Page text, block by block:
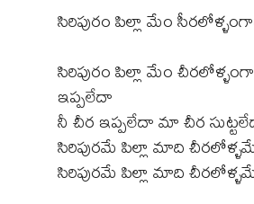
సిరిపురం పిల్లా మేం
సిరిపురం పిల్లా మేం
ఇప్పలేదా
నీ చీర ఇప్పలేదా మా చీర
సిరిపురమే పిల్లా మాది
సిరిపురమే పిల్లా మాది